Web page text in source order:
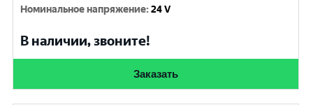
Номинальное напряжение:24 V
В наличии, звоните!
Заказать